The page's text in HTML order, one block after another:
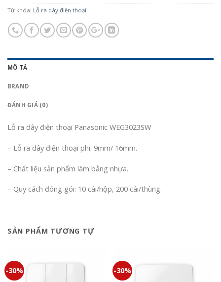
Từ khóa: Lỗ ra dây điện thoại
MÔ TẢ
BRAND
ĐÁNH GIÁ (0)
Lỗ ra dây điện thoại Panasonic WEG3023SW
– Lỗ ra dây điện thoại phi: 9mm/ 16mm.
– Chất liệu sản phẩm làm bằng nhựa.
– Quy cách đóng gói: 10 cái/hộp, 200 cái/thùng.
SẢN PHẨM TƯƠNG TỰ
-30% -30%